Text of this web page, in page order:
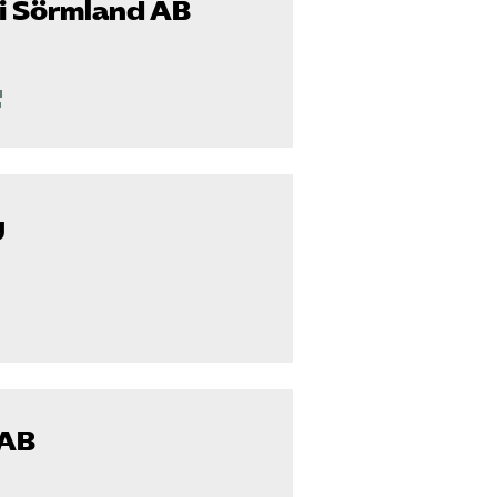
Sörmland AB